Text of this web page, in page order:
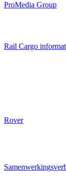
ProMedia Group
Rail Cargo
Rover